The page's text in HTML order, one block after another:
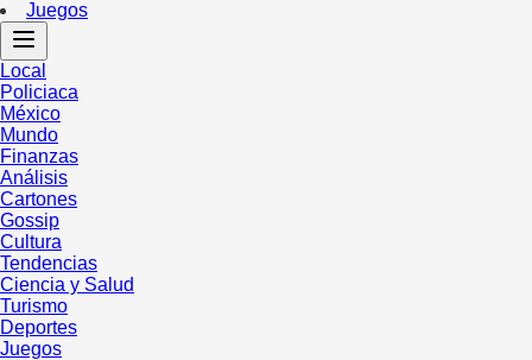
Juegos
Local
Policiaca
México
Mundo
Finanzas
Análisis
Cartones
Gossip
Cultura
Tendencias
Ciencia y Salud
Turismo
Deportes
Juegos